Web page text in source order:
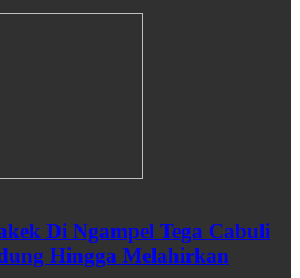
Di Ngampel Tega Cabuli
Hingga Melahirkan